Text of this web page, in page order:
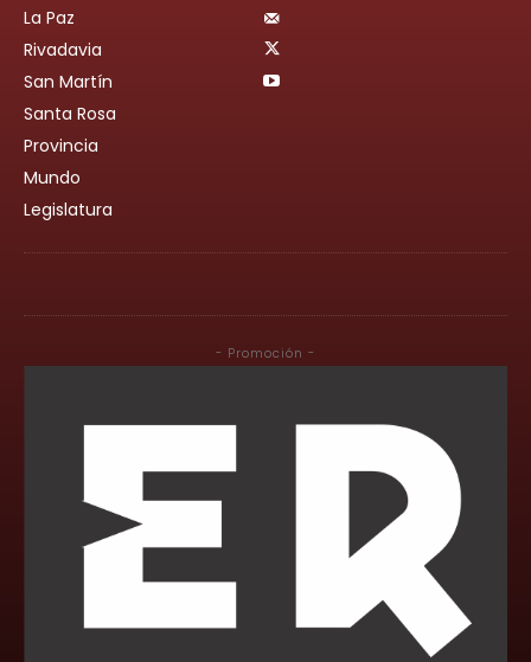
La Paz
Rivadavia
San Martín
Santa Rosa
Provincia
Mundo
Legislatura
- Promoción -